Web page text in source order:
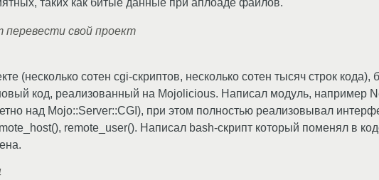
свой проект
(несколько сотен cgi-скриптов, несколько сотен тысяч строк
код, реализованный на Mojolicious. Написал модуль, например
над Mojo::Server::CGI), при этом полностью реализовывал
remote_user(). Написал bash-скрипт который поменял в